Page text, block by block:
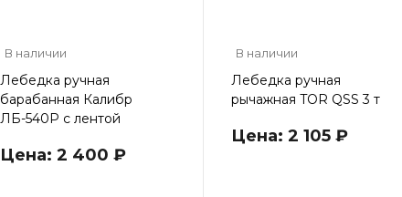
В наличии
Лебедка ручная
барабанная Калибр
ЛБ-540Р с лентой
Цена: 2 400 ₽
В наличии
Лебедка ручная
рычажная TOR QSS 3 т
Цена: 2 105 ₽